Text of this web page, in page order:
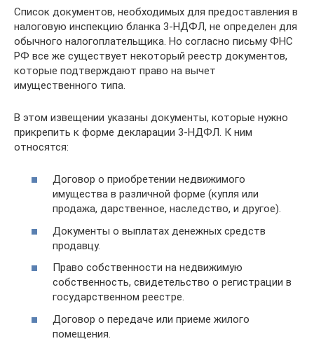
Список документов, необходимых для предоставления в
налоговую инспекцию бланка 3-НДФЛ, не определен для
обычного налогоплательщика. Но согласно письму ФНС
РФ все же существует некоторый реестр документов,
которые подтверждают право на вычет
имущественного типа.
В этом извещении указаны документы, которые нужно
прикрепить к форме декларации 3-НДФЛ. К ним
относятся:
Договор о приобретении недвижимого
имущества в различной форме (купля или
продажа, дарственное, наследство, и другое).
Документы о выплатах денежных средств
продавцу.
Право собственности на недвижимую
собственность, свидетельство о регистрации в
государственном реестре.
Договор о передаче или приеме жилого
помещения.